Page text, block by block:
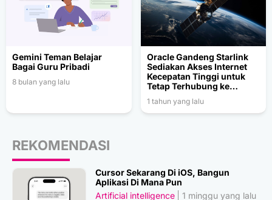
Gemini Teman Belajar
Bagai Guru Pribadi
8 bulan yang lalu
Oracle Gandeng Starlink
Sediakan Akses Internet
Kecepatan Tinggi untuk
Tetap Terhubung ke
1 tahun yang lalu
REKOMENDASI
Cursor Sekarang Di iOS, Bangun
Aplikasi Di Mana Pun
Artificial intelligence
1 minggu yang lalu